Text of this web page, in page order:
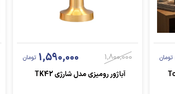
تومان 1,800,000
1,590,000 تومان
آباژور رومیزی مدل شارژی TK42